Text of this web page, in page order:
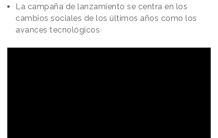
La campaña de lanzamiento se centra en los
cambios sociales de los últimos años como los
avances tecnológicos